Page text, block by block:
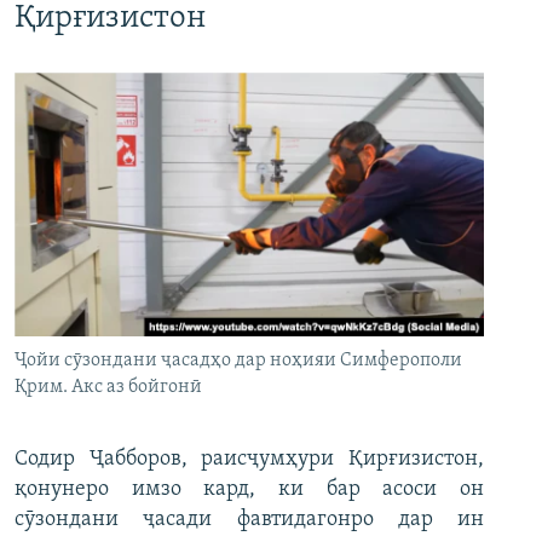
Қирғизистон
Ҷойи сӯзондани ҷасадҳо дар ноҳияи Симферополи
Қрим. Акс аз бойгонӣ
Содир Ҷабборов, раисҷумҳури Қирғизистон,
қонунеро имзо кард, ки бар асоси он
сӯзондани ҷасади фавтидагонро дар ин